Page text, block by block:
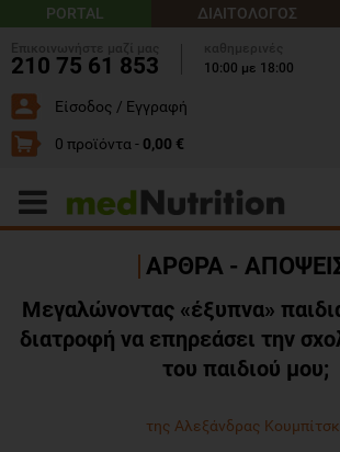
PORTAL ΔΙΑΙΤΟΛΟΓΟΣ
210 75 61 853
10:00 με 18:00
Είσοδος / Εγγραφή
0 προϊόντα - 0,00 €
ΑΡΘΡΑ -
Μεγαλώνοντας «έξυπνα»
διατροφή να επηρεάσει την
του παιδιού μου;
της Αλεξάνδρας